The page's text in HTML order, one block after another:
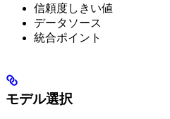
信頼度しきい値
データソース
統合ポイント
モデル選択